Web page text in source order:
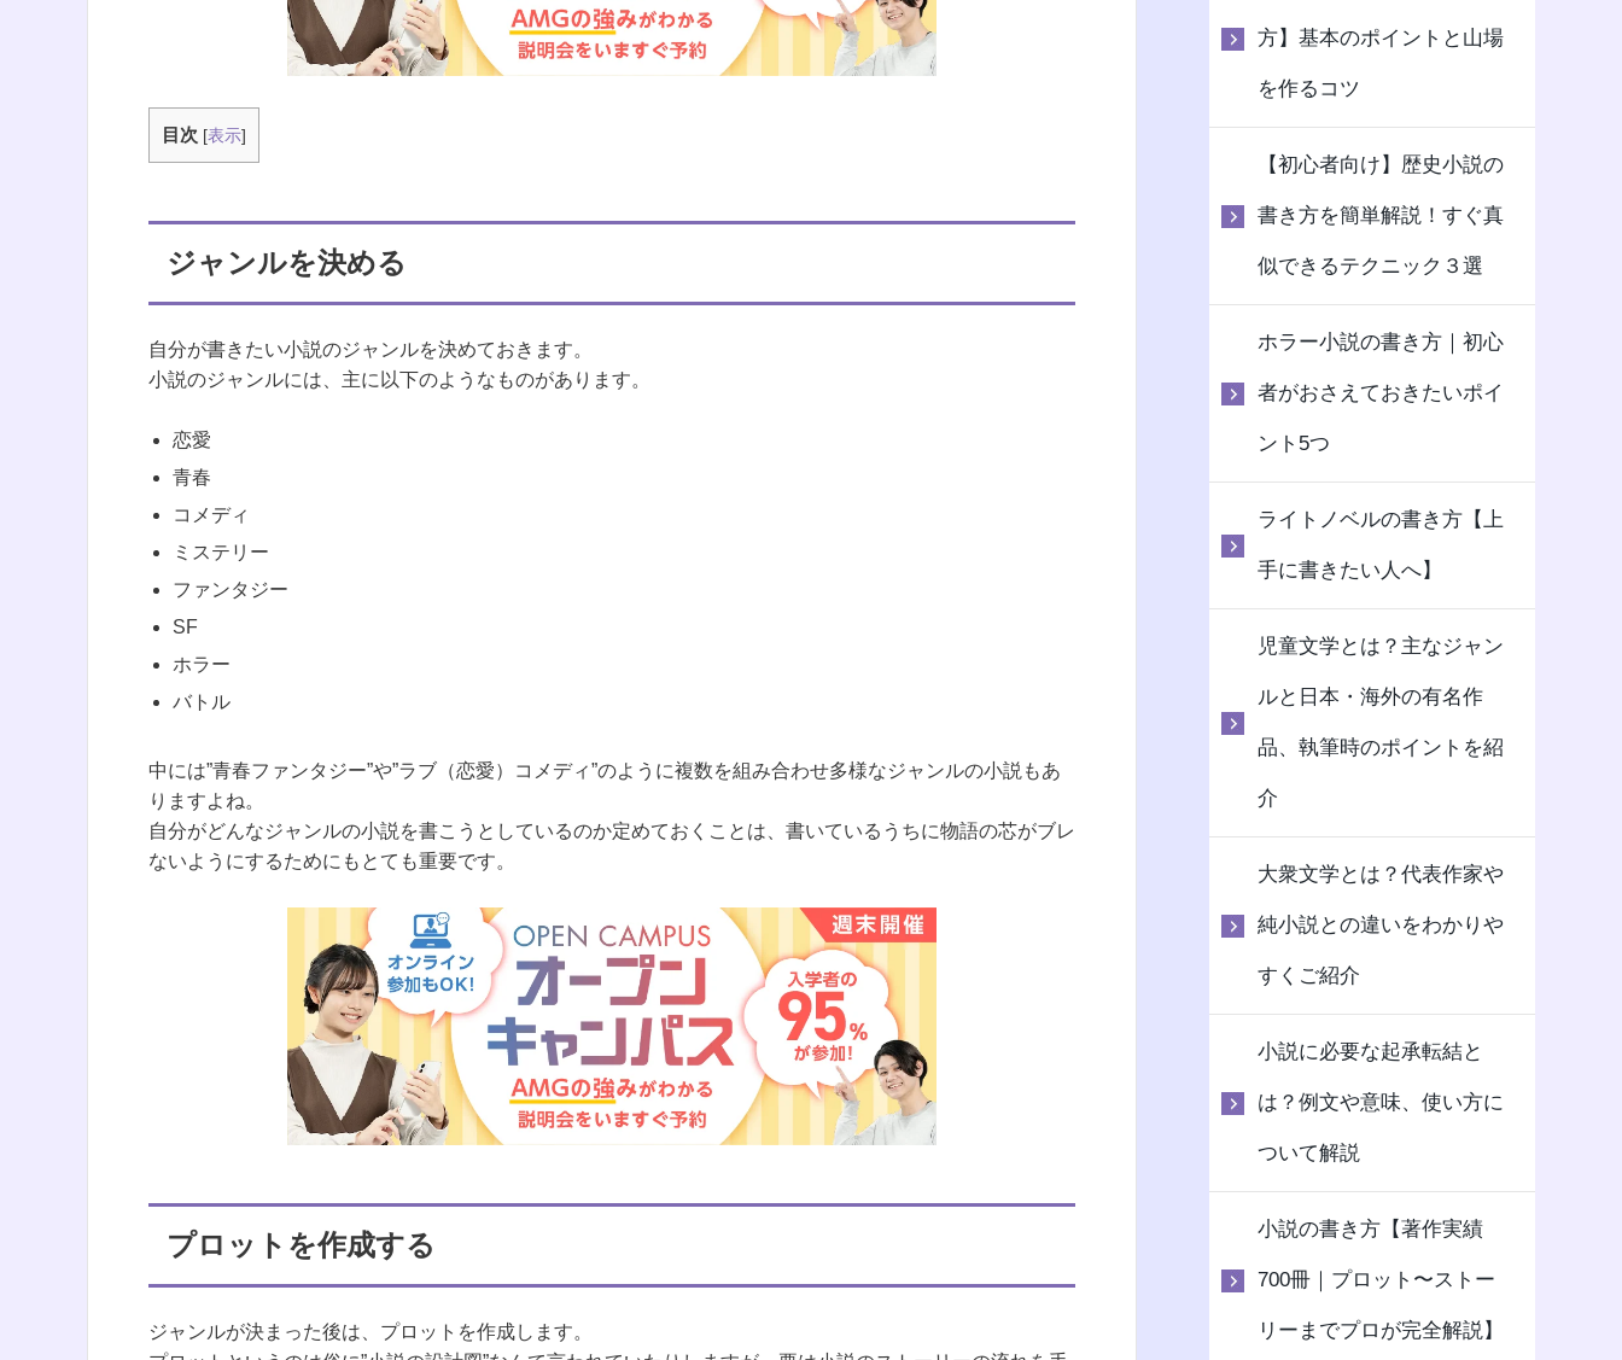
目次 [表示]
ジャンルを決める
自分が書きたい小説のジャンルを決めておきます。
小説のジャンルには、主に以下のようなものがあります。
恋愛
青春
コメディ
ミステリー
ファンタジー
SF
ホラー
バトル
中には”青春ファンタジー”や”ラブ（恋愛）コメディ”のように複数を組み合わせ多様なジャンルの小説もあ
りますよね。
自分がどんなジャンルの小説を書こうとしているのか定めておくことは、書いているうちに物語の芯がブレ
ないようにするためにもとても重要です。
プロットを作成する
ジャンルが決まった後は、プロットを作成します。
方】基本のポイントと山場
を作るコツ
【初心者向け】歴史小説の
書き方を簡単解説！すぐ真
似できるテクニック３選
ホラー小説の書き方｜初心
者がおさえておきたいポイ
ント5つ
ライトノベルの書き方【上
手に書きたい人へ】
児童文学とは？主なジャン
ルと日本・海外の有名作
品、執筆時のポイントを紹
介
大衆文学とは？代表作家や
純小説との違いをわかりや
すくご紹介
小説に必要な起承転結と
は？例文や意味、使い方に
ついて解説
小説の書き方【著作実績
700冊｜プロット〜ストー
リーまでプロが完全解説】